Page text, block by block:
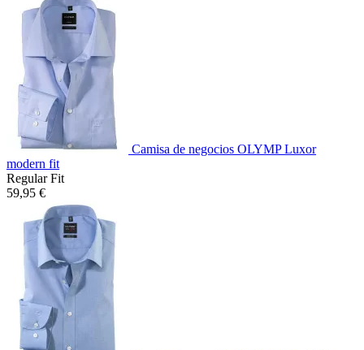
Camisa de negocios OLYMP Luxor
modern fit
Regular Fit
59,95 €